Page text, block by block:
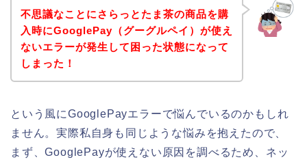
不思議なことにさらっとたま茶の商品を購
入時にGooglePay（グーグルペイ）が使え
ないエラーが発生して困った状態になって
しまった！
という風にGooglePayエラーで悩んでいるのかもしれ
ません。実際私自身も同じような悩みを抱えたので、
まず、GooglePayが使えない原因を調べるため、ネッ